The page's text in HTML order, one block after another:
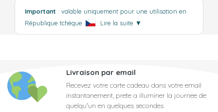
Important : valable uniquement pour une utilisation en
République tchèque
Lire la suite ▼
Livraison par email
Recevez votre carte cadeau dans votre email
instantanement, prete a illuminer la journee de
quelqu'un en quelques secondes